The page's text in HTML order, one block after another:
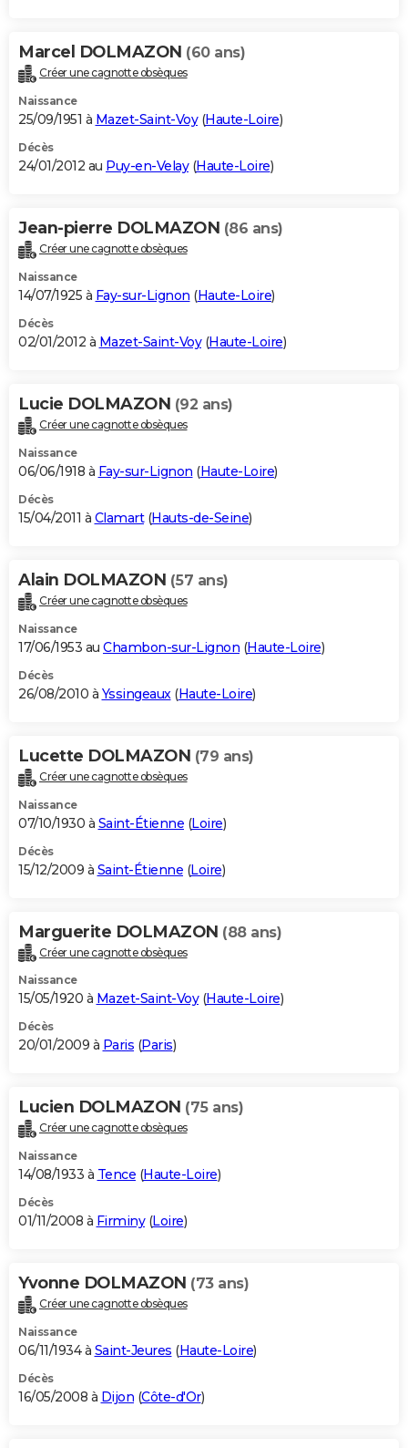
Marcel DOLMAZON (60 ans)
Créer une cagnotte obsèques
Naissance
25/09/1951 à Mazet-Saint-Voy(Haute-Loire)
Décès
24/01/2012 au Puy-en-Velay(Haute-Loire)
Jean-pierre DOLMAZON (86 ans)
Créer une cagnotte obsèques
Naissance
14/07/1925 à Fay-sur-Lignon (Haute-Loire)
Décès
02/01/2012 à Mazet-Saint-Voy(Haute-Loire)
Lucie DOLMAZON (92 ans)
Créer une cagnotte obsèques
Naissance
06/06/1918 à Fay-sur-Lignon (Haute-Loire)
Décès
15/04/2011 à Clamart(Hauts-de-Seine)
Alain DOLMAZON (57 ans)
Créer une cagnotte obsèques
Naissance
17/06/1953 au Chambon-sur-Lignon (Haute-Loire)
Décès
26/08/2010 à Yssingeaux(Haute-Loire)
Lucette DOLMAZON (79 ans)
Créer une cagnotte obsèques
Naissance
07/10/1930 à Saint-Étienne (Loire)
Décès
15/12/2009 à Saint-Étienne (Loire)
Marguerite DOLMAZON (88 ans)
Créer une cagnotte obsèques
Naissance
15/05/1920 à Mazet-Saint-Voy(Haute-Loire)
Décès
20/01/2009 à Paris (Paris)
Lucien DOLMAZON (75 ans)
Créer une cagnotte obsèques
Naissance
14/08/1933 à Tence (Haute-Loire)
Décès
01/11/2008 à Firminy(Loire)
Yvonne DOLMAZON (73 ans)
Créer une cagnotte obsèques
Naissance
06/11/1934 à Saint-Jeures (Haute-Loire)
Décès
16/05/2008 à Dijon (Côte-d'Or)